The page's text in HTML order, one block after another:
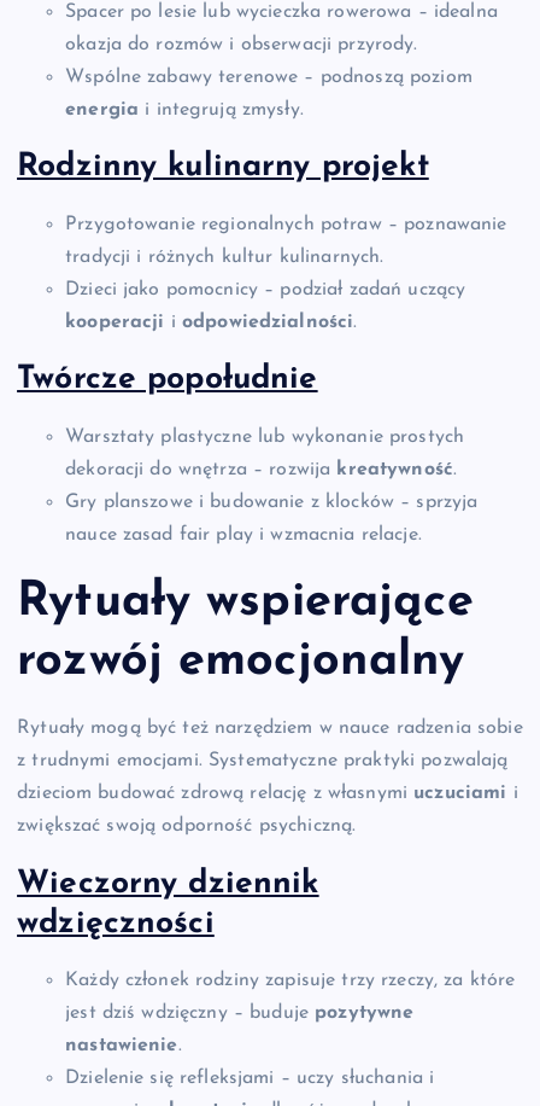
Spacer po lesie lub wycieczka rowerowa – idealna
okazja do rozmów i obserwacji przyrody.
Wspólne zabawy terenowe – podnoszą poziom
energia i integrują zmysły.
Rodzinny kulinarny projekt
Przygotowanie regionalnych potraw – poznawanie
tradycji i różnych kultur kulinarnych.
Dzieci jako pomocnicy – podział zadań uczący
kooperacji i odpowiedzialności.
Twórcze popołudnie
Warsztaty plastyczne lub wykonanie prostych
dekoracji do wnętrza – rozwija kreatywność.
Gry planszowe i budowanie z klocków – sprzyja
nauce zasad fair play i wzmacnia relacje.
Rytuały wspierające
rozwój emocjonalny
Rytuały mogą być też narzędziem w nauce radzenia sobie
z trudnymi emocjami. Systematyczne praktyki pozwalają
dzieciom budować zdrową relację z własnymi uczuciami i
zwiększać swoją odporność psychiczną.
Wieczorny dziennik
wdzięczności
Każdy członek rodziny zapisuje trzy rzeczy, za które
jest dziś wdzięczny – buduje pozytywne
nastawienie.
Dzielenie się refleksjami – uczy słuchania i